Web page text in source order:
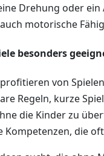
Drehung oder
motorische
besonders
von
Regeln, kurze
die Kinder zu
Kompetenzen, die